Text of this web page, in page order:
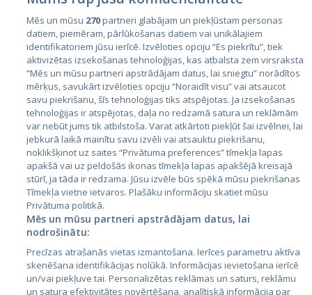
Страны
Эстония
Латвия
Литва
City24.lv
City24.ee
GetaPro.lv
CVbankas.lt
Kainos.lt
Paslaugos.lt
Mēs un mūsu 270partneri glabājam un piekļūstam personas
datiem, piemēram, pārlūkošanas datiem vai unikālajiem
identifikatoriem jūsu ierīcē. Izvēloties opciju “Es piekrītu”, tiek
aktivizētas izsekošanas tehnoloģijas, kas atbalsta zem virsraksta
“Mēs un mūsu partneri apstrādājam datus, lai sniegtu” norādītos
mērķus, savukārt izvēloties opciju “Noraidīt visu” vai atsaucot
savu piekrišanu, šīs tehnoloģijas tiks atspējotas. Ja izsekošanas
tehnoloģijas ir atspējotas, daļa no redzamā satura un reklāmām
var nebūt jums tik atbilstoša. Varat atkārtoti piekļūt šai izvēlnei, lai
jebkurā laikā mainītu savu izvēli vai atsauktu piekrišanu,
noklikšķinot uz saites “Privātuma preferences” tīmekļa lapas
apakšā vai uz peldošās ikonas tīmekļa lapas apakšējā kreisajā
stūrī, ja tāda ir redzama. Jūsu izvēle būs spēkā mūsu piekrišanas
Tīmekļa vietne ietvaros. Plašāku informāciju skatiet mūsu
Privātuma politikā.
Mēs un mūsu partneri apstrādājam datus, lai
nodrošinātu:
Precīzas atrašanās vietas izmantošana. Ierīces parametru aktīva
skenēšana identifikācijas nolūkā. Informācijas ievietošana ierīcē
un/vai piekļuve tai. Personalizētas reklāmas un saturs, reklāmu
un satura efektivitātes novērtēšana, analītiskā informācija par